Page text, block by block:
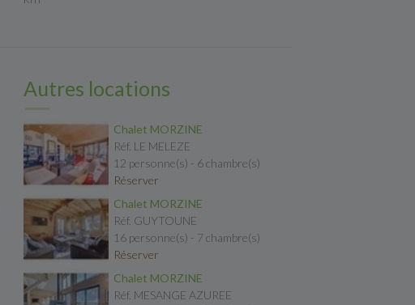
Autres locations
Chalet MORZINE
Réf. LE MELEZE
12 personne(s) - 6 chambre(s)
Réserver
Chalet MORZINE
Réf. GUYTOUNE
16 personne(s) - 7 chambre(s)
Réserver
Chalet MORZINE
Réf. MESANGE AZUREE